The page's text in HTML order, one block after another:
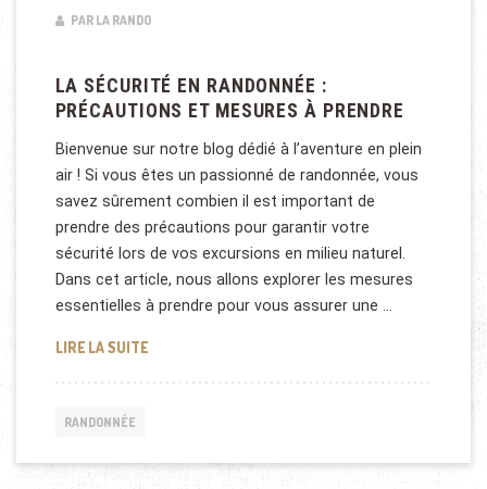
PAR LA RANDO
LA SÉCURITÉ EN RANDONNÉE :
PRÉCAUTIONS ET MESURES À PRENDRE
Bienvenue sur notre blog dédié à l’aventure en plein
air ! Si vous êtes un passionné de randonnée, vous
savez sûrement combien il est important de
prendre des précautions pour garantir votre
sécurité lors de vos excursions en milieu naturel.
Dans cet article, nous allons explorer les mesures
essentielles à prendre pour vous assurer une …
LIRE LA SUITELA SÉCURITÉ EN RANDONNÉE : PRÉCAUTIONS ET
RANDONNÉE